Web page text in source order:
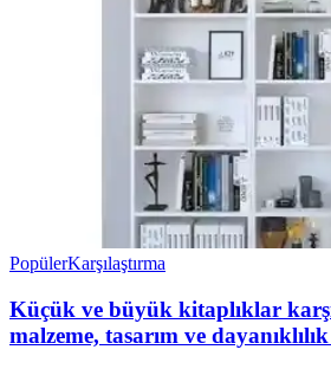
PopülerKarşılaştırma
Küçük ve büyük kitaplıklar
malzeme, tasarım ve